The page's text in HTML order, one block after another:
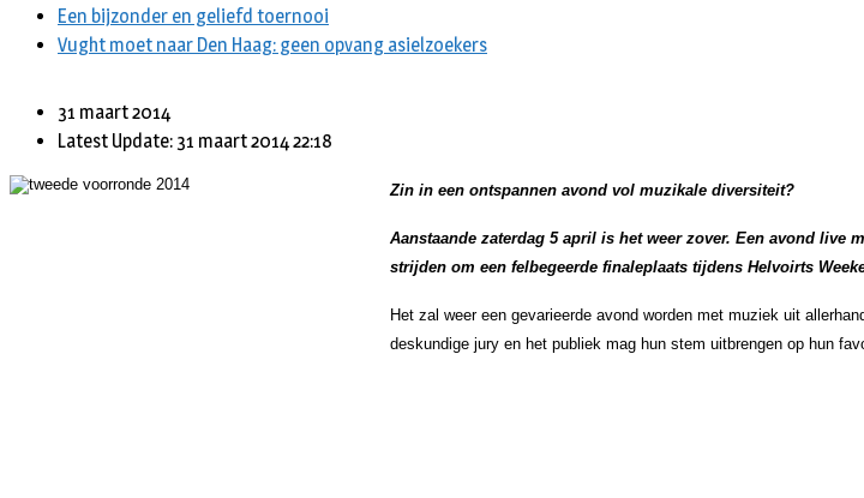
Een bijzonder en geliefd toernooi
Vught moet naar Den Haag: geen opvang asielzoekers
31 maart 2014
Latest Update: 31 maart 2014 22:18
Zin in een ontspannen avond vol muzikale diversiteit?
Aanstaande zaterdag 5 april is het weer zover. Een avond
strijden om een felbegeerde finaleplaats tijdens Helvoirts
Het zal weer een gevarieerde avond worden met muziek uit
deskundige jury en het publiek mag hun stem uitbrengen op hun